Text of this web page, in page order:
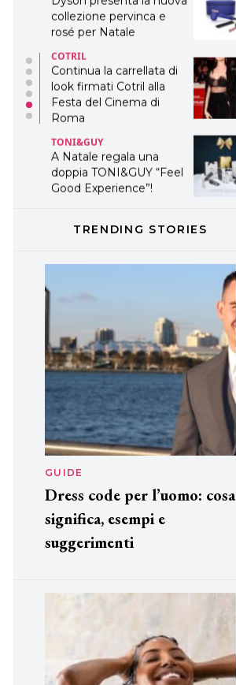
collezione pervinca e
rosé per Natale
COTRIL
Continua la carrellata di
look firmati Cotril alla
Festa del Cinema di
Roma
TONI&GUY
A Natale regala una
doppia TONI&GUY “Feel
Good Experience”!
LABEL.M lancia la sua
DAVINES
cofanetti beauty preziosi
per un regalo adatto ad
ogni capello
TRENDING STORIES
GUIDE
Dress code per l’uomo: cosa
significa, esempi e
suggerimenti